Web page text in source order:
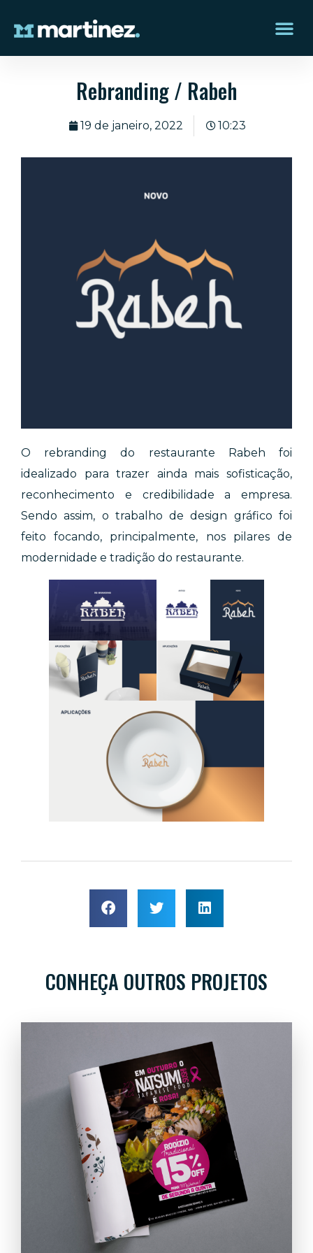
Rebranding / Rabeh
19 de janeiro, 2022 10:23
O rebranding do restaurante Rabeh foi
idealizado para trazer ainda mais sofisticação,
reconhecimento e credibilidade a empresa.
Sendo assim, o trabalho de design gráfico foi
feito focando, principalmente, nos pilares de
modernidade e tradição do restaurante.
CONHEÇA OUTROS PROJETOS